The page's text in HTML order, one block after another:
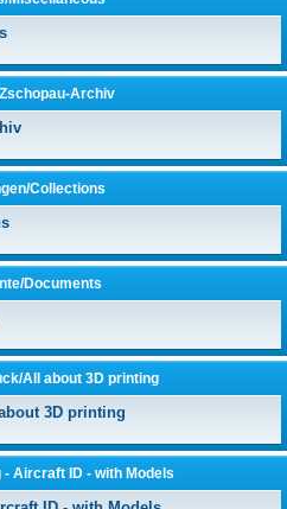
Archiv
Collections
Documents
All about 3D printing
3D printing
- Aircraft ID - with Models